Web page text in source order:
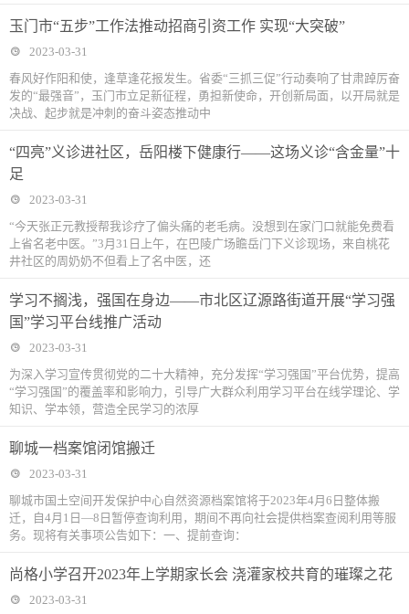
玉门市“五步”工作法推动招商引资工作 实现“大突破”
2023-03-31
春风好作阳和使，逢草逢花报发生。省委“三抓三促”行动奏响了甘肃踔厉奋
发的“最强音”，玉门市立足新征程，勇担新使命，开创新局面，以开局就是
决战、起步就是冲刺的奋斗姿态推动中
“四亮”义诊进社区，岳阳楼下健康行——这场义诊“含金量”十
足
2023-03-31
“今天张正元教授帮我诊疗了偏头痛的老毛病。没想到在家门口就能免费看
上省名老中医。”3月31日上午，在巴陵广场瞻岳门下义诊现场，来自桃花
井社区的周奶奶不但看上了名中医，还
学习不搁浅，强国在身边——市北区辽源路街道开展“学习强
国”学习平台线推广活动
2023-03-31
为深入学习宣传贯彻党的二十大精神，充分发挥“学习强国”平台优势，提高
“学习强国”的覆盖率和影响力，引导广大群众利用学习平台在线学理论、学
知识、学本领，营造全民学习的浓厚
聊城一档案馆闭馆搬迁
2023-03-31
聊城市国土空间开发保护中心自然资源档案馆将于2023年4月6日整体搬
迁，自4月1日—8日暂停查询利用，期间不再向社会提供档案查阅利用等服
务。现将有关事项公告如下：一、提前查询：
尚格小学召开2023年上学期家长会 浇灌家校共育的璀璨之花
2023-03-31